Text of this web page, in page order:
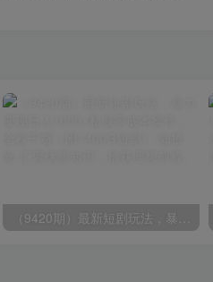
（9420期）最新短剧玩法，暴力变现日入1000+私域零成本操作，全程干货（附1400G短剧）